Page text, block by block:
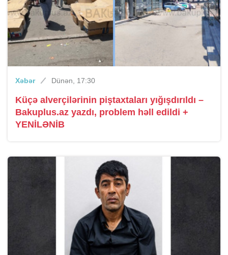
Xəbər Dünən, 17:30
Küçə alverçilərinin piştaxtaları yığışdırıldı –
Bakuplus.az yazdı, problem həll edildi +
YENİLƏNİB